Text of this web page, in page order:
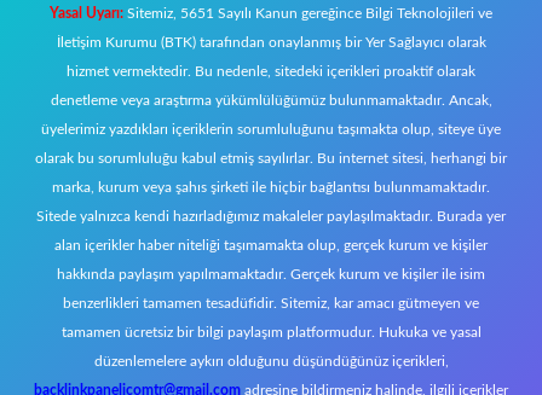
Yasal Uyarı: Sitemiz, 5651 Sayılı Kanun gereğince Bilgi Teknolojileri ve
İletişim Kurumu (BTK) tarafından onaylanmış bir Yer Sağlayıcı olarak
hizmet vermektedir. Bu nedenle, sitedeki içerikleri proaktif olarak
denetleme veya araştırma yükümlülüğümüz bulunmamaktadır. Ancak,
üyelerimiz yazdıkları içeriklerin sorumluluğunu taşımakta olup, siteye üye
olarak bu sorumluluğu kabul etmiş sayılırlar. Bu internet sitesi, herhangi bir
marka, kurum veya şahıs şirketi ile hiçbir bağlantısı bulunmamaktadır.
Sitede yalnızca kendi hazırladığımız makaleler paylaşılmaktadır. Burada yer
alan içerikler haber niteliği taşımamakta olup, gerçek kurum ve kişiler
hakkında paylaşım yapılmamaktadır. Gerçek kurum ve kişiler ile isim
benzerlikleri tamamen tesadüfidir. Sitemiz, kar amacı gütmeyen ve
tamamen ücretsiz bir bilgi paylaşım platformudur. Hukuka ve yasal
düzenlemelere aykırı olduğunu düşündüğünüz içerikleri,
backlinkpanelicomtr@gmail.com adresine bildirmeniz halinde, ilgili içerikler